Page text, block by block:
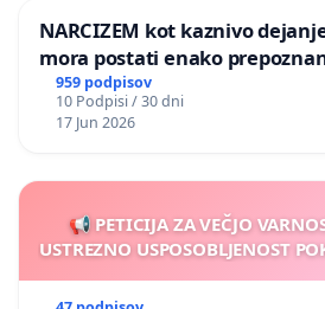
NARCIZEM kot kaznivo
mora postati enako
nasilje
959 podpisov
10 Podpisi / 30 dni
17 Jun 2026
📢 PETICIJA ZA VEČJO
USTREZNO USPOSOBLJENOST